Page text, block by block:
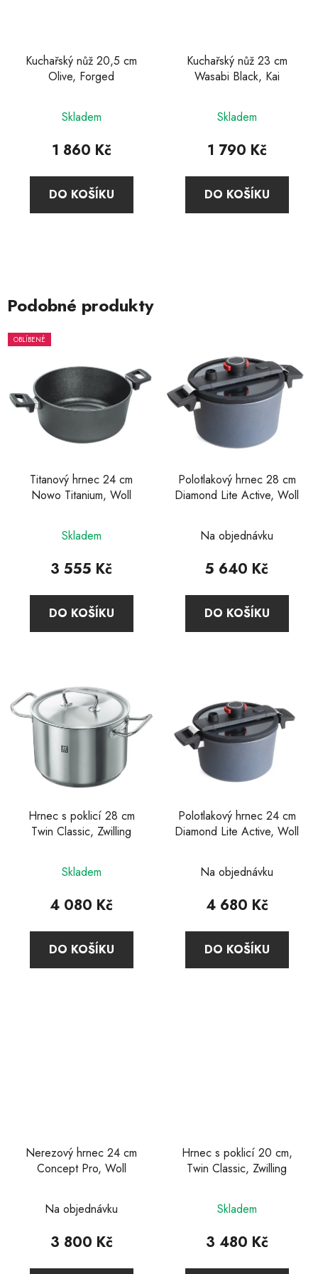
Kuchařský nůž 20,5 cm
Olive, Forged
Skladem
1 860 Kč
DO KOŠÍKU
Kuchařský nůž 23 cm
Wasabi Black, Kai
Skladem
1 790 Kč
DO KOŠÍKU
Podobné produkty
OBLÍBENÉ
Titanový hrnec 24 cm
Nowo Titanium, Woll
hodnocení
produktu
4,0
z
Skladem
3 555 Kč
DO KOŠÍKU
Polotlakový hrnec 28 cm
Diamond Lite Active, Woll
hodnocení
produktu
2,0
z
Na objednávku
5 640 Kč
DO KOŠÍKU
Hrnec s poklicí 28 cm
Twin Classic, Zwilling
Skladem
4 080 Kč
DO KOŠÍKU
Polotlakový hrnec 24 cm
Diamond Lite Active, Woll
hodnocení
produktu
5,0
z
Na objednávku
4 680 Kč
DO KOŠÍKU
Nerezový hrnec 24 cm
Concept Pro, Woll
hodnocení
produktu
Na objednávku
3 800 Kč
Hrnec s poklicí 20 cm,
Twin Classic, Zwilling
hodnocení
produktu
Skladem
3 480 Kč